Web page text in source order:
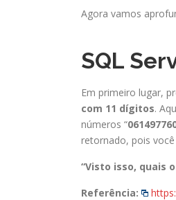
Agora vamos
SQL
Em primeiro lugar,
com 11 dígitos.
números “
retornado, pois
“Visto isso, quais
Referência: